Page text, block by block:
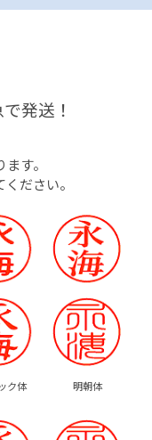
発送！
す。
ください。
ク体 明朝体